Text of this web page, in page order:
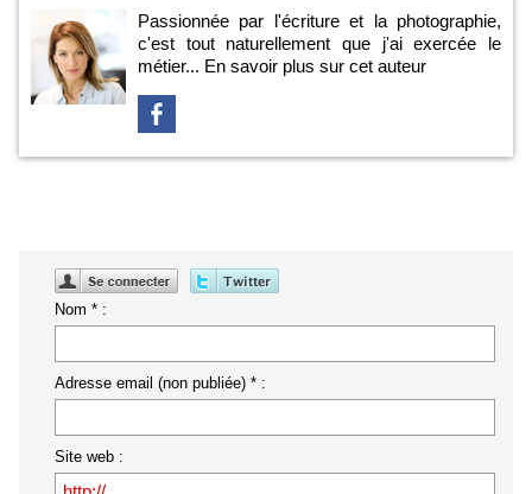
Passionnée par l'écriture et la photographie,
c'est tout naturellement que j'ai exercée le
métier... En savoir plus sur cet auteur
Nom * :
Adresse email (non publiée) * :
Site web :